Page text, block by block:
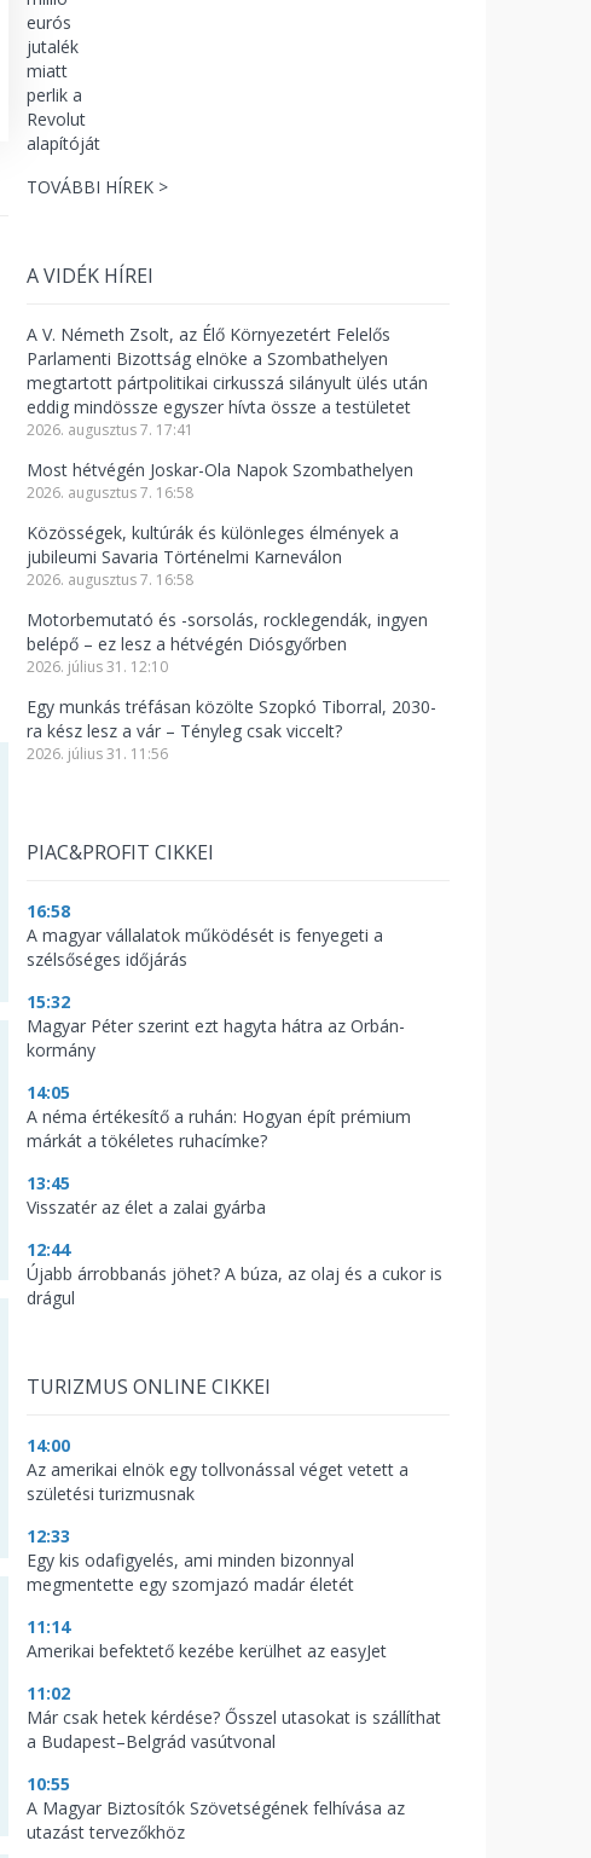
TOVÁBBI HÍREK >
A VIDÉK HÍREI
A V. Németh Zsolt, az Élő Környezetért Felelős
Parlamenti Bizottság elnöke a Szombathelyen
megtartott pártpolitikai cirkusszá silányult ülés után
eddig mindössze egyszer hívta össze a testületet
2026. augusztus 7. 17:41
Most hétvégén Joskar-Ola Napok Szombathelyen
2026. augusztus 7. 16:58
Közösségek, kultúrák és különleges élmények a
jubileumi Savaria Történelmi Karneválon
2026. augusztus 7. 16:58
Motorbemutató és -sorsolás, rocklegendák, ingyen
belépő – ez lesz a hétvégén Diósgyőrben
2026. július 31. 12:10
Egy munkás tréfásan közölte Szopkó Tiborral, 2030-
ra kész lesz a vár – Tényleg csak viccelt?
2026. július 31. 11:56
PIAC&PROFIT CIKKEI
16:58
A magyar vállalatok működését is fenyegeti a
szélsőséges időjárás
15:32
Magyar Péter szerint ezt hagyta hátra az Orbán-
kormány
14:05
A néma értékesítő a ruhán: Hogyan épít prémium
márkát a tökéletes ruhacímke?
13:45
Visszatér az élet a zalai gyárba
12:44
Újabb árrobbanás jöhet? A búza, az olaj és a cukor is
drágul
TURIZMUS ONLINE CIKKEI
14:00
Az amerikai elnök egy tollvonással véget vetett a
születési turizmusnak
12:33
Egy kis odafigyelés, ami minden bizonnyal
megmentette egy szomjazó madár életét
11:14
Amerikai befektető kezébe kerülhet az easyJet
11:02
Már csak hetek kérdése? Ősszel utasokat is szállíthat
a Budapest–Belgrád vasútvonal
10:55
A Magyar Biztosítók Szövetségének felhívása az
utazást tervezőkhöz